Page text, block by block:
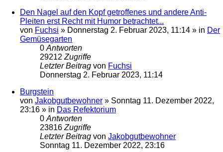
Den Nagel auf den Kopf getroffenes und andere Anti-
Pleiten erst Recht mit Humor betrachtet...
von Fuchsi » Donnerstag 2. Februar 2023, 11:14 » in Der
Gemüsegarten
0 Antworten
29212 Zugriffe
Letzter Beitrag von Fuchsi
Donnerstag 2. Februar 2023, 11:14
Burgstein
von Jakobgutbewohner » Sonntag 11. Dezember 2022,
23:16 » in Das Refektorium
0 Antworten
23816 Zugriffe
Letzter Beitrag von Jakobgutbewohner
Sonntag 11. Dezember 2022, 23:16